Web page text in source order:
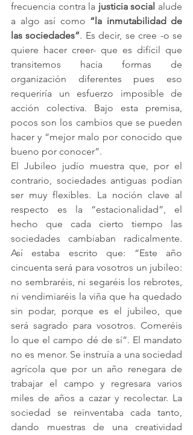
frecuencia contra la justicia social alude
a algo así como “la inmutabilidad de
las sociedades”. Es decir, se cree -o se
quiere hacer creer- que es difícil que
transitemos hacia formas de
organización diferentes pues eso
requeriría un esfuerzo imposible de
acción colectiva. Bajo esta premisa,
pocos son los cambios que se pueden
hacer y “mejor malo por conocido que
bueno por conocer”.
El Jubileo judío muestra que, por el
contrario, sociedades antiguas podían
ser muy flexibles. La noción clave al
respecto es la “estacionalidad”, el
hecho que cada cierto tiempo las
sociedades cambiaban radicalmente.
Así estaba escrito que: “Este año
cincuenta será para vosotros un jubileo:
no sembraréis, ni segaréis los rebrotes,
ni vendimiaréis la viña que ha quedado
sin podar, porque es el jubileo, que
será sagrado para vosotros. Comeréis
lo que el campo dé de sí”. El mandato
no es menor. Se instruía a una sociedad
agrícola que por un año renegara de
trabajar el campo y regresara varios
miles de años a cazar y recolectar. La
sociedad se reinventaba cada tanto,
dando muestras de una creatividad